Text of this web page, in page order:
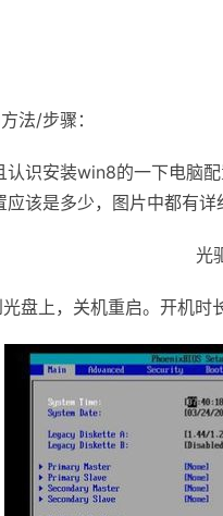
/步骤：
安装win8的一下电脑配
该是多少，图片中都有详
光
上，关机重启。开机时